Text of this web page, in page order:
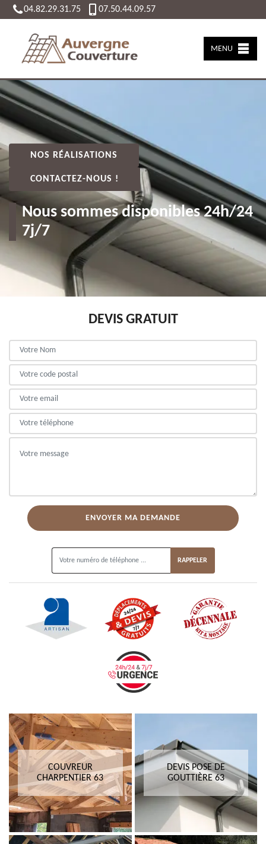
04.82.29.31.75 07.50.44.09.57
MENU
NOS RÉALISATIONS
CONTACTEZ-NOUS !
Nous sommes disponibles 24h/24
7j/7
DEVIS GRATUIT
COUVREUR
CHARPENTIER 63
DEVIS POSE DE
GOUTTIÈRE 63